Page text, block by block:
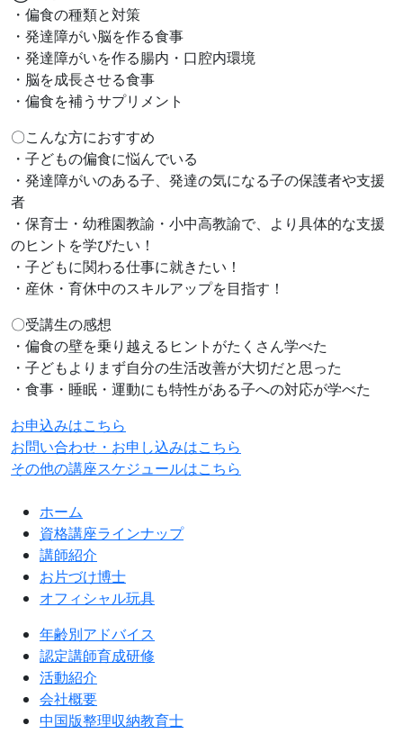
・偏食の種類と対策
・発達障がい脳を作る食事
・発達障がいを作る腸内・口腔内環境
・脳を成長させる食事
・偏食を補うサプリメント
〇こんな方におすすめ
・子どもの偏食に悩んでいる
・発達障がいのある子、発達の気になる子の保護者や支援
者
・保育士・幼稚園教諭・小中高教諭で、より具体的な支援
のヒントを学びたい！
・子どもに関わる仕事に就きたい！
・産休・育休中のスキルアップを目指す！
〇受講生の感想
・偏食の壁を乗り越えるヒントがたくさん学べた
・子どもよりまず自分の生活改善が大切だと思った
・食事・睡眠・運動にも特性がある子への対応が学べた
お申込みはこちら
お問い合わせ・お申し込みはこちら
その他の講座スケジュールはこちら
ホーム
資格講座ラインナップ
講師紹介
お片づけ博士
オフィシャル玩具
年齢別アドバイス
認定講師育成研修
活動紹介
会社概要
中国版整理収納教育士